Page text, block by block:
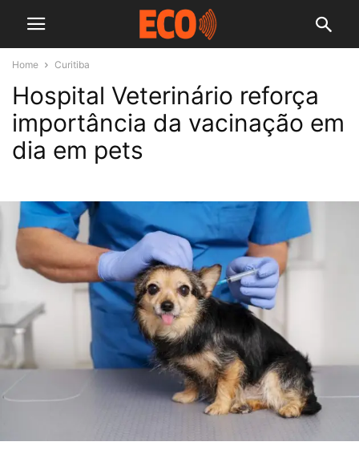
Home Curitiba
Hospital Veterinário reforça
importância da vacinação em
dia em pets